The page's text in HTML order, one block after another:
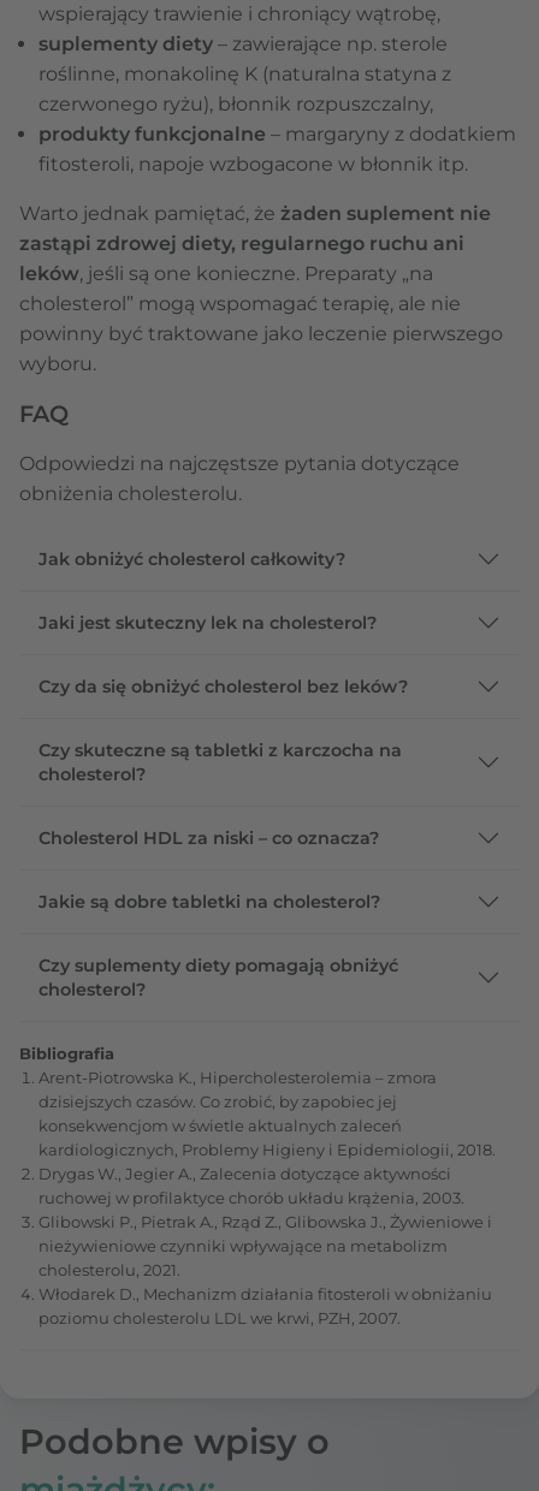
wspierający trawienie i chroniący wątrobę,
suplementy diety – zawierające np. sterole
roślinne, monakolinę K (naturalna statyna z
czerwonego ryżu), błonnik rozpuszczalny,
produkty funkcjonalne – margaryny z dodatkiem
fitosteroli, napoje wzbogacone w błonnik itp.
Warto jednak pamiętać, że żaden suplement nie
zastąpi zdrowej diety, regularnego ruchu ani
leków, jeśli są one konieczne. Preparaty „na
cholesterol” mogą wspomagać terapię, ale nie
powinny być traktowane jako leczenie pierwszego
wyboru.
FAQ
Odpowiedzi na najczęstsze pytania dotyczące
obniżenia cholesterolu.
Jak obniżyć cholesterol całkowity?
Jaki jest skuteczny lek na cholesterol?
Czy da się obniżyć cholesterol bez leków?
Czy skuteczne są tabletki z karczocha na
cholesterol?
Cholesterol HDL za niski – co oznacza?
Jakie są dobre tabletki na cholesterol?
Czy suplementy diety pomagają obniżyć
cholesterol?
Bibliografia
Arent-Piotrowska K., Hipercholesterolemia – zmora
dzisiejszych czasów. Co zrobić, by zapobiec jej
konsekwencjom w świetle aktualnych zaleceń
kardiologicznych, Problemy Higieny i Epidemiologii, 2018.
Drygas W., Jegier A., Zalecenia dotyczące aktywności
ruchowej w profilaktyce chorób układu krążenia, 2003.
Glibowski P., Pietrak A., Rząd Z., Glibowska J., Żywieniowe i
nieżywieniowe czynniki wpływające na metabolizm
cholesterolu, 2021.
Włodarek D., Mechanizm działania fitosteroli w obniżaniu
poziomu cholesterolu LDL we krwi, PZH, 2007.
Podobne wpisy o